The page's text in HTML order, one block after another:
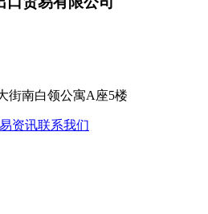
街南白领公寓A座5楼
资讯联系我们